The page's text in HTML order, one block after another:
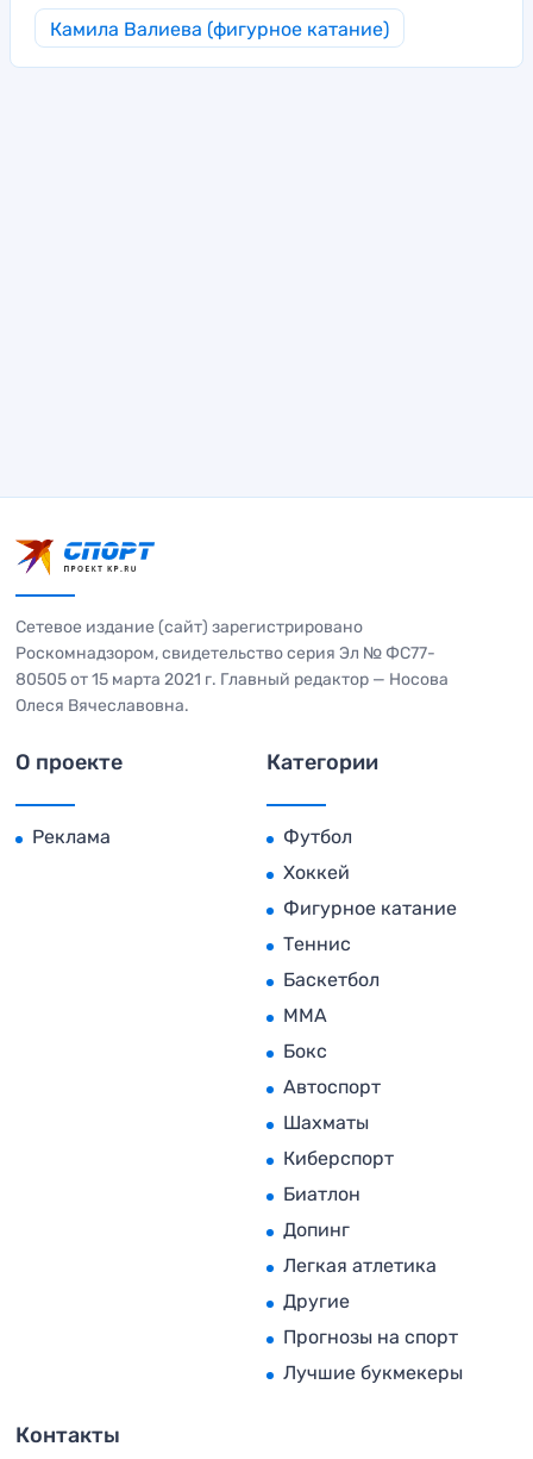
Камила Валиева (фигурное катание)
Сетевое издание (сайт) зарегистрировано
Роскомнадзором, свидетельство серия Эл № ФС77-
80505 от 15 марта 2021 г. Главный редактор — Носова
Олеся Вячеславовна.
О проекте
Реклама
Категории
Футбол
Хоккей
Фигурное катание
Теннис
Баскетбол
MMA
Бокс
Автоспорт
Шахматы
Киберспорт
Биатлон
Допинг
Легкая атлетика
Другие
Прогнозы на спорт
Лучшие букмекеры
Контакты